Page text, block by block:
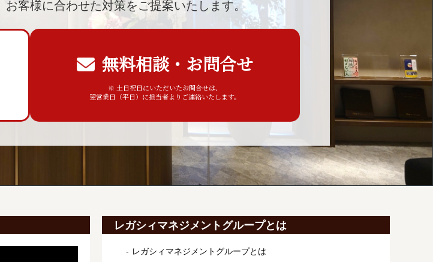
お客様に合わせた対策をご提案いたします。
無料相談・お問合せ
※ 土日祝日にいただいたお問合せは、
翌営業日（平日）に担当者よりご連絡いたします。
レガシィマネジメントグループとは
レガシィマネジメントグループとは